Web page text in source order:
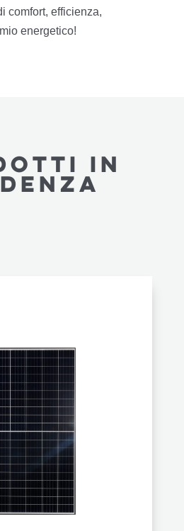
comfort, efficienza,
energetico!
IN